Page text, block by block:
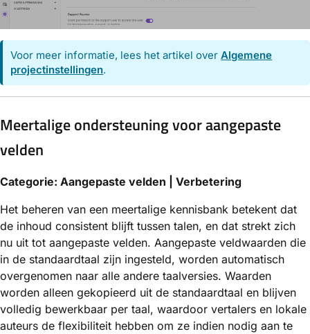
Voor meer informatie, lees het artikel overAlgemene
projectinstellingen.
Meertalige ondersteuning voor aangepaste
velden
Categorie: Aangepaste velden | Verbetering
Het beheren van een meertalige kennisbank betekent dat
de inhoud consistent blijft tussen talen, en dat strekt zich
nu uit tot aangepaste velden. Aangepaste veldwaarden die
in de standaardtaal zijn ingesteld, worden automatisch
overgenomen naar alle andere taalversies. Waarden
worden alleen gekopieerd uit de standaardtaal en blijven
volledig bewerkbaar per taal, waardoor vertalers en lokale
auteurs de flexibiliteit hebben om ze indien nodig aan te